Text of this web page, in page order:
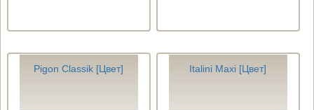
Pigon Classik [Цвет] Italini Maxi [Цвет]